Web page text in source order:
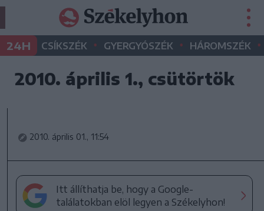
24H CSÍKSZÉK • GYERGYÓSZÉK • HÁROMSZÉK •
2010. április 1., csütörtök
2010. április 01., 11:54
Itt állíthatja be, hogy a Google-
találatokban elöl legyen a Székelyhon!